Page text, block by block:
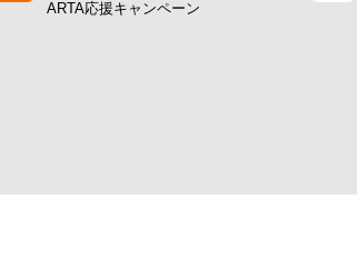
ARTA応援キャンペーン